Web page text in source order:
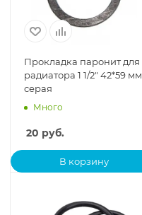
Прокладка паронит для
радиатора 1 1/2" 42*59 мм
серая
Много
20 руб.
В корзину